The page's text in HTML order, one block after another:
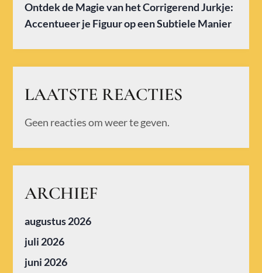
Ontdek de Magie van het Corrigerend Jurkje:
Accentueer je Figuur op een Subtiele Manier
LAATSTE REACTIES
Geen reacties om weer te geven.
ARCHIEF
augustus 2026
juli 2026
juni 2026